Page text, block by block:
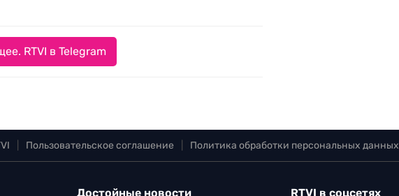
RTVI в Telegram
Пользовательское соглашение Политика обработки персональных данных
Достойные новости RTVI в соцсетях